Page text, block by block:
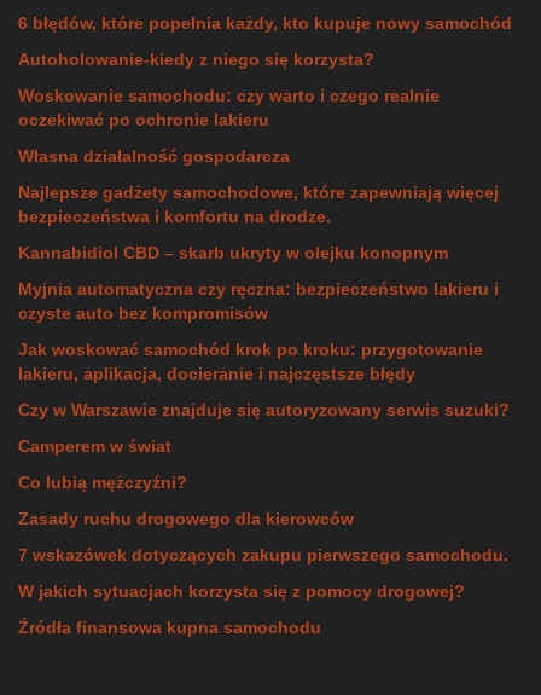
6 błędów, które popełnia każdy, kto kupuje nowy samochód
Autoholowanie-kiedy z niego się korzysta?
Woskowanie samochodu: czy warto i czego realnie
oczekiwać po ochronie lakieru
Własna działalność gospodarcza
Najlepsze gadżety samochodowe, które zapewniają więcej
bezpieczeństwa i komfortu na drodze.
Kannabidiol CBD – skarb ukryty w olejku konopnym
Myjnia automatyczna czy ręczna: bezpieczeństwo lakieru i
czyste auto bez kompromisów
Jak woskować samochód krok po kroku: przygotowanie
lakieru, aplikacja, docieranie i najczęstsze błędy
Czy w Warszawie znajduje się autoryzowany serwis suzuki?
Camperem w świat
Co lubią mężczyźni?
Zasady ruchu drogowego dla kierowców
7 wskazówek dotyczących zakupu pierwszego samochodu.
W jakich sytuacjach korzysta się z pomocy drogowej?
Źródła finansowa kupna samochodu